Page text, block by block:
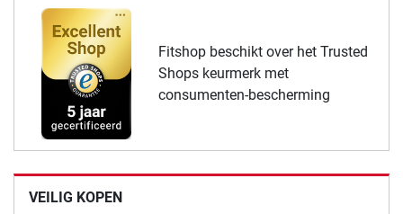
Fitshop beschikt over het Trusted
Shops keurmerk met
consumenten-bescherming
VEILIG KOPEN